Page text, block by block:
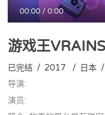
00:00/0:00
游戏王
已完结 / 2017 / 日本 /
导演:
演员: